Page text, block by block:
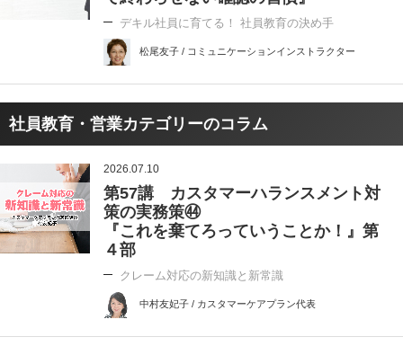
デキル社員に育てる！ 社員教育の決め手
松尾友子 / コミュニケーションインストラクター
社員教育・営業カテゴリーのコラム
2026.07.10
第57講 カスタマーハランスメント対
策の実務策㊹
『これを棄てろっていうことか！』第
４部
クレーム対応の新知識と新常識
中村友妃子 / カスタマーケアプラン代表